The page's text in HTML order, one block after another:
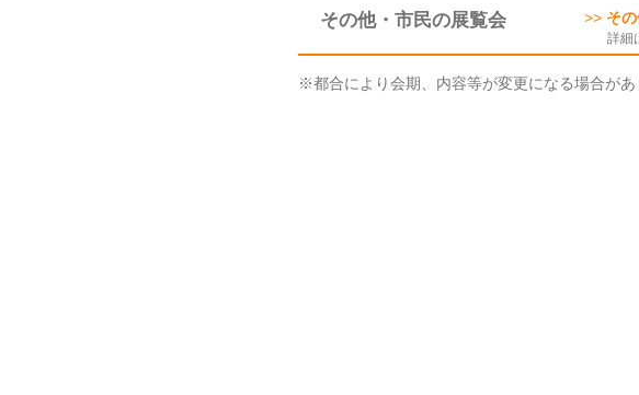
その他・市民の展覧会 >> そ
詳細は
※都合により会期、内容等が変更になる場合があ